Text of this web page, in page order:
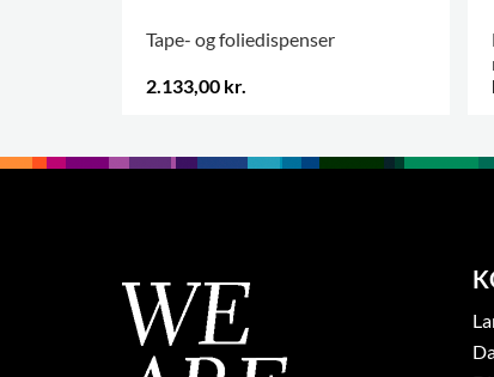
Tape- og foliedispenser
2.133,00 kr.